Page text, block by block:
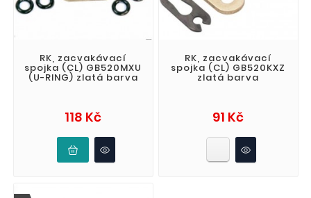
RK, zacvakávací
spojka (CL) GB520MXU
(U-RING) zlatá barva
118 KčCena
RK, zacvakávací
spojka (CL) GB520KXZ
zlatá barva
91 KčCena